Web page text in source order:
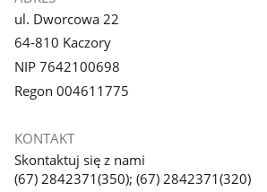
ul. Dworcowa 22
64-810 Kaczory
NIP 7642100698
Regon 004611775
KONTAKT
Skontaktuj się z nami
(67) 2842371(350); (67) 2842371(320)